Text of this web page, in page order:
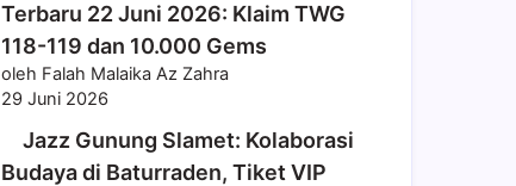
Terbaru 22 Juni 2026: Klaim TWG
118-119 dan 10.000 Gems
oleh Falah Malaika Az Zahra
29 Juni 2026
Jazz Gunung Slamet: Kolaborasi
Budaya di Baturraden, Tiket VIP